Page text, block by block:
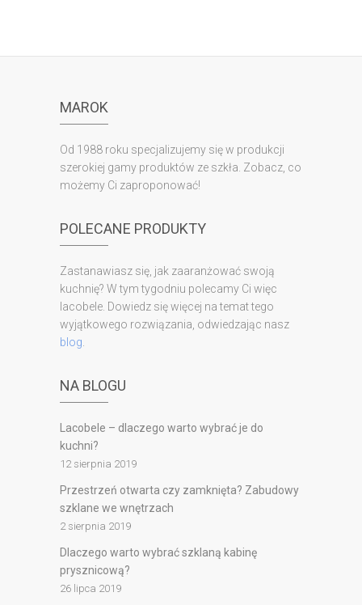
MAROK
Od 1988 roku specjalizujemy się w produkcji
szerokiej gamy produktów ze szkła. Zobacz, co
możemy Ci zaproponować!
POLECANE PRODUKTY
Zastanawiasz się, jak zaaranżować swoją
kuchnię? W tym tygodniu polecamy Ci więc
lacobele. Dowiedz się więcej na temat tego
wyjątkowego rozwiązania, odwiedzając nasz
blog
NA BLOGU
Lacobele – dlaczego warto wybrać je do
kuchni?
12 sierpnia 2019
Przestrzeń otwarta czy zamknięta? Zabudowy
szklane we wnętrzach
2 sierpnia 2019
Dlaczego warto wybrać szklaną kabinę
prysznicową?
26 lipca 2019